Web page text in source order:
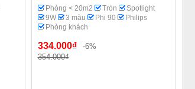
Phòng < 20m2 Tròn
Spotlight
9W
3 màu Phi 90
Philips
Phòng khách
334.000₫
-6%
354.000₫